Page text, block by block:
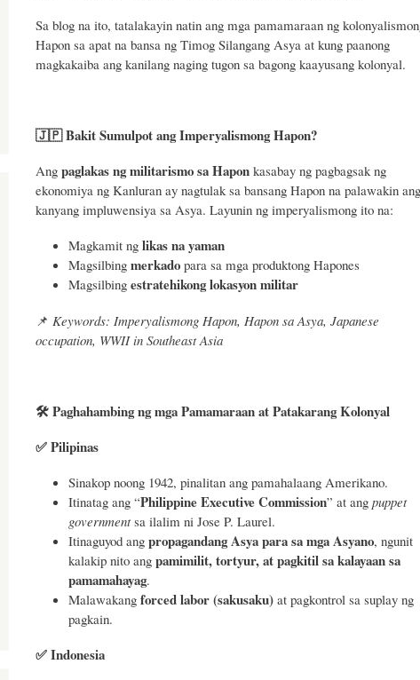
Sa blog na ito, tatalakayin natin ang mga pamamaraan ng
Hapon sa apat na bansa ng Timog Silangang Asya at kung paanong
magkakaiba ang kanilang naging tugon sa bagong kaayusang kolonyal.
🇯🇵Bakit Sumulpot ang Imperyalismong Hapon?
Ang paglakas ng militarismo sa Hapon kasabay ng pagbagsak ng
ekonomiya ng Kanluran ay nagtulak sa bansang Hapon na palawakin ang
kanyang impluwensiya sa Asya. Layunin ng imperyalismong ito na:
Magkamit nglikas na yaman
Magsilbingmerkado para sa mga produktong Hapones
Magsilbingestratehikong lokasyon militar
📌 Keywords: Imperyalismong Hapon, Hapon sa Asya, Japanese
occupation, WWII in Southeast Asia
🛠️Paghahambing ng mga Pamamaraan at Patakarang Kolonyal
✅Pilipinas
Sinakop noong 1942, pinalitan ang pamahalaang Amerikano.
Itinatag ang “Philippine Executive Commission” at angpuppet
governmentsa ilalim ni Jose P. Laurel.
Itinaguyod angpropagandang Asya para sa mga Asyano, ngunit
kalakip nito angpamimilit, tortyur, at pagkitil sa kalayaan sa
pamamahayag.
Malawakangforced labor (sakusaku) at pagkontrol sa suplay ng
pagkain.
✅Indonesia